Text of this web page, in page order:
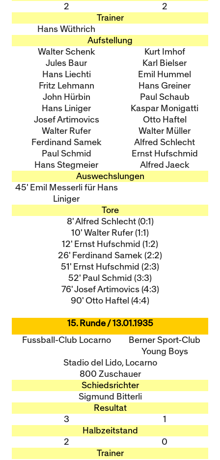
2
2
Trainer
Hans Wüthrich
Aufstellung
Walter Schenk
Jules Baur
Hans Liechti
Fritz Lehmann
John Hürbin
Hans Liniger
Josef Artimovics
Walter Rufer
Ferdinand Samek
Paul Schmid
Hans Stegmeier
Kurt Imhof
Karl Bielser
Emil Hummel
Hans Greiner
Paul Schaub
Kaspar Monigatti
Otto Haftel
Walter Müller
Alfred Schlecht
Ernst Hufschmid
Alfred Jaeck
Auswechslungen
45' Emil Messerli für Hans
Liniger
Tore
8' Alfred Schlecht (0:1)
10' Walter Rufer (1:1)
12' Ernst Hufschmid (1:2)
26' Ferdinand Samek (2:2)
51' Ernst Hufschmid (2:3)
52' Paul Schmid (3:3)
76' Josef Artimovics (4:3)
90' Otto Haftel (4:4)
15. Runde / 13.01.1935
Fussball-Club Locarno
Berner Sport-Club
Young Boys
Stadio del Lido, Locarno
800 Zuschauer
Schiedsrichter
Sigmund Bitterli
Resultat
3
1
Halbzeitstand
2
0
Trainer